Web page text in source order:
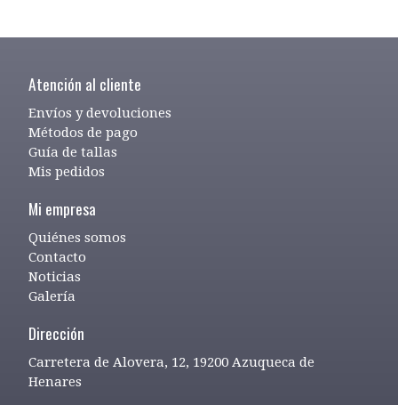
Atención al cliente
Envíos y devoluciones
Métodos de pago
Guía de tallas
Mis pedidos
Mi empresa
Quiénes somos
Contacto
Noticias
Galería
Dirección
Carretera de Alovera, 12, 19200 Azuqueca de
Henares